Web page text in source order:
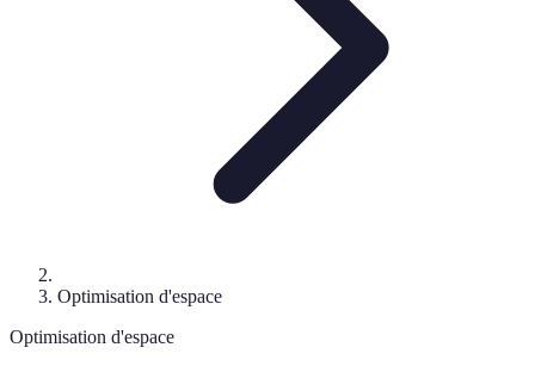
Optimisation d'espace
Optimisation d'espace